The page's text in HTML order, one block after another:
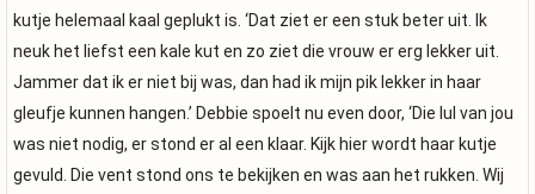
kutje helemaal kaal geplukt is. ‘Dat ziet er een stuk beter uit. Ik
neuk het liefst een kale kut en zo ziet die vrouw er erg lekker uit.
Jammer dat ik er niet bij was, dan had ik mijn pik lekker in haar
gleufje kunnen hangen.’ Debbie spoelt nu even door, ‘Die lul van jou
was niet nodig, er stond er al een klaar. Kijk hier wordt haar kutje
gevuld. Die vent stond ons te bekijken en was aan het rukken. Wij